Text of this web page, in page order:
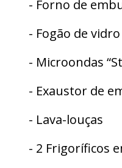
- Forno de
- Fogão de vidro
- Microondas
- Exaustor de
- Lava-louças
- 2 Frigoríficos